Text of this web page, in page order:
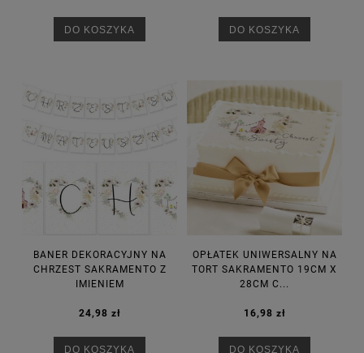
DO KOSZYKA DO KOSZYKA
BANER DEKORACYJNY NA
CHRZEST SAKRAMENTO Z
IMIENIEM
24,98 zł
DO KOSZYKA
OPŁATEK UNIWERSALNY NA
TORT SAKRAMENTO 19CM X
28CM C...
16,98 zł
DO KOSZYKA